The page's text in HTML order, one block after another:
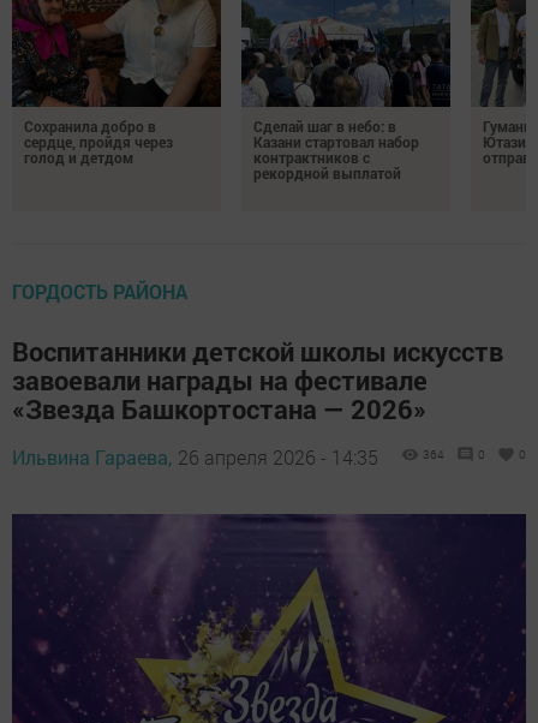
Сохранила добро в
сердце, пройдя через
голод и детдом
Сделай шаг в небо: в
Казани стартовал набор
контрактников с
рекордной выплатой
ГОРДОСТЬ РАЙОНА
Воспитанники детской школы искусств
завоевали награды на фестивале
«Звезда Башкортостана — 2026»
Ильвина Гараева, 26 апреля 2026 - 14:35 364 0 0